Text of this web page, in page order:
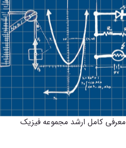
معرفی کامل ارشد مجموعه فیزیک